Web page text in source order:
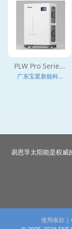
PLW Pro Serie...
广东宝星新能科...
易恩孚太阳能是权威
使用条款 |